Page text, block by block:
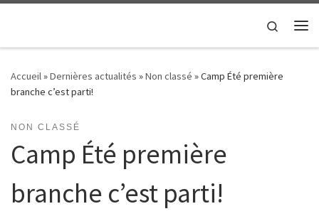
Search
Accueil»Dernières actualités »Non classé »Camp Été première
branche c’est parti!
NON CLASSÉ
Camp Été première
branche c’est parti!